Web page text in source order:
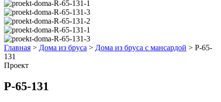
Главная > Дома из бруса > Дома из бруса с мансардой > Р-65-
131
Проект
Р-65-131